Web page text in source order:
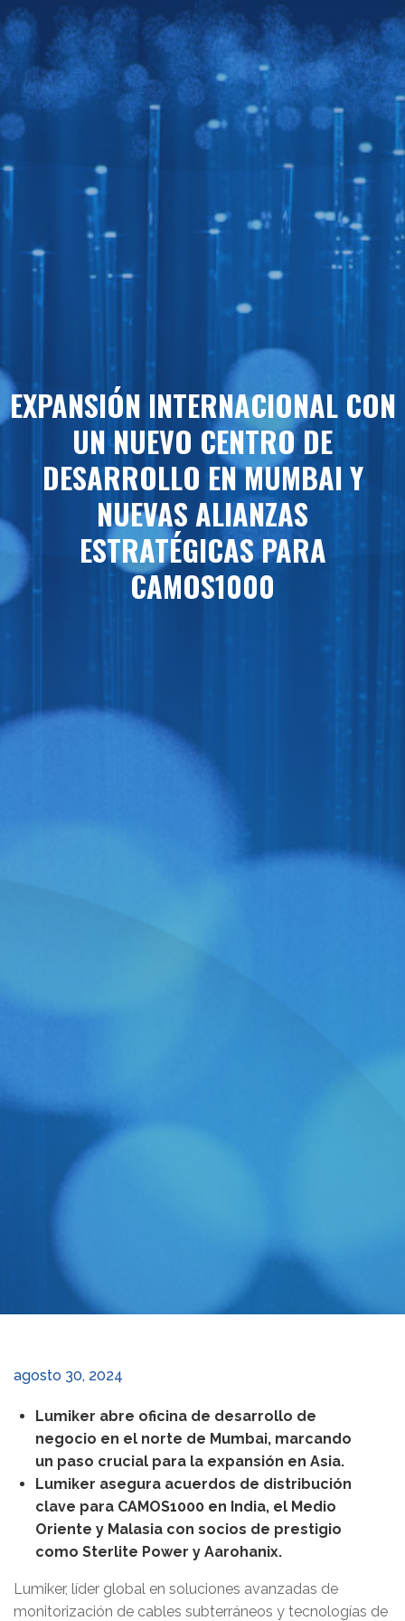
EXPANSIÓN INTERNACIONAL CON
UN NUEVO CENTRO DE
DESARROLLO EN MUMBAI Y
NUEVAS ALIANZAS
ESTRATÉGICAS PARA
CAMOS1000
agosto 30, 2024
Lumiker abre oficina de desarrollo de
negocio en el norte de Mumbai, marcando
un paso crucial para la expansión en Asia.
Lumiker asegura acuerdos de distribución
clave para CAMOS1000 en India, el Medio
Oriente y Malasia con socios de prestigio
como Sterlite Power y Aarohanix.
Lumiker, líder global en soluciones avanzadas de
monitorización de cables subterráneos y tecnologías de